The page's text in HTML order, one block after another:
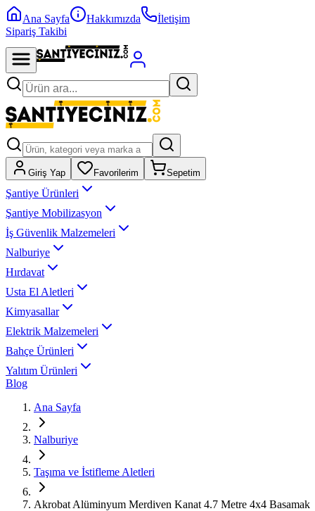
Ana Sayfa Hakkımızda
İletişim
Sipariş Takibi
Giriş Yap Favorilerim Sepetim
Şantiye Ürünleri
Şantiye Mobilizasyon
İş Güvenlik Malzemeleri
Nalburiye
Hırdavat
Usta El Aletleri
Kimyasallar
Elektrik Malzemeleri
Bahçe Ürünleri
Yalıtım Ürünleri
Blog
Ana Sayfa
Nalburiye
Taşıma ve İstifleme Aletleri
Akrobat Alüminyum Merdiven Kanat 4.7 Metre 4x4 Basamak